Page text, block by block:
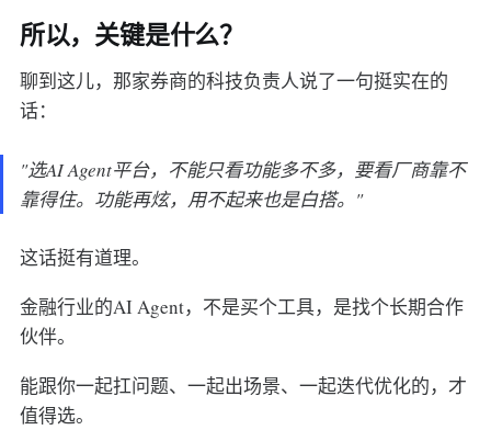
所以，关键是什么？
聊到这儿，那家券商的科技负责人说了一句挺实在的
话：
"选AI Agent平台，不能只看功能多不多，要看厂商靠不
靠得住。功能再炫，用不起来也是白搭。"
这话挺有道理。
金融行业的AI Agent，不是买个工具，是找个长期合作
伙伴。
能跟你一起扛问题、一起出场景、一起迭代优化的，才
值得选。